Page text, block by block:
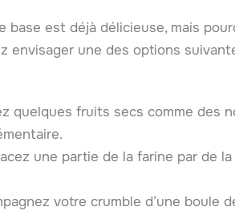
base est déjà délicieuse, mais
envisager une des options
quelques fruits secs comme des
une partie de la farine par de
votre crumble d’une boule